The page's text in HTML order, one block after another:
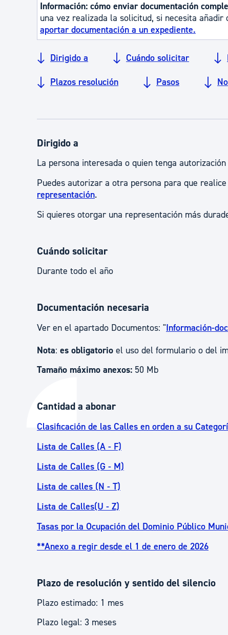
Información: cómo enviar documentación
una vez realizada la solicitud, si necesita
aportar documentación a un expediente.
Dirigido a Cuándo solicitar
Plazos resolución Pasos
Dirigido a
La persona interesada o quien tenga
Puedes autorizar a otra persona para que
representación.
Si quieres otorgar una representación más
Cuándo solicitar
Durante todo el año
Documentación necesaria
Ver en el apartado Documentos: "Información-
Nota: es obligatorio el uso del formulario o del
Tamaño máximo anexos: 50 Mb
Cantidad a abonar
Clasificación de las Calles en orden a su
Lista de Calles (A - F)
Lista de Calles (G - M)
Lista de calles (N - T)
Lista de Calles(U - Z)
Tasas por la Ocupación del Dominio Público
**Anexo a regir desde el 1 de enero de 2026
Plazo de resolución y sentido del silencio
Plazo estimado: 1 mes
Plazo legal: 3 meses